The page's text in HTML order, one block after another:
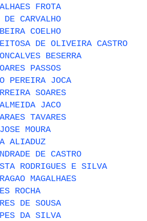
FROTA
CARVALHO
COELHO
DE OLIVEIRA CASTRO
BESERRA
PASSOS
PEREIRA JOCA
SOARES
JACO
TAVARES
MOURA
ALIADUZ
DE CASTRO
RODRIGUES E SILVA
MAGALHAES
ROCHA
DE SOUSA
DA SILVA